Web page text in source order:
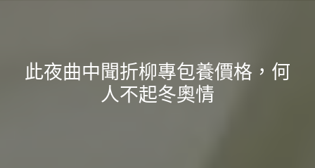
此夜曲中聞折柳專包養價格，何
人不起冬奧情